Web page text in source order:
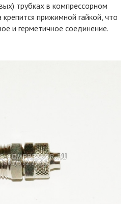
трубках в компрессорном
прижимной гайкой, что
и герметичное соединение.